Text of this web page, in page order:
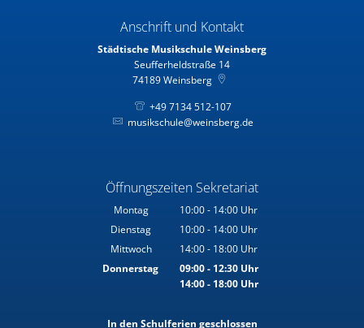
Anschrift und Kontakt
Städtische Musikschule Weinsberg
Seufferheldstraße 14
74189Weinsberg
+49 7134 512-107
musikschule@weinsberg.de
Öffnungszeiten Sekretariat
Montag 10:00- 14:00 Uhr
Von 10:00 bis 14:00 Uhr
Dienstag 10:00- 14:00 Uhr
Von 10:00 bis 14:00 Uhr
Mittwoch 14:00- 18:00 Uhr
Von 14:00 bis 18:00 Uhr
Donnerstag 09:00- 12:30Uhr
Von 09:00 bis 12:30 Uhr
14:00- 18:00Uhr
In den Schulferien geschlossen